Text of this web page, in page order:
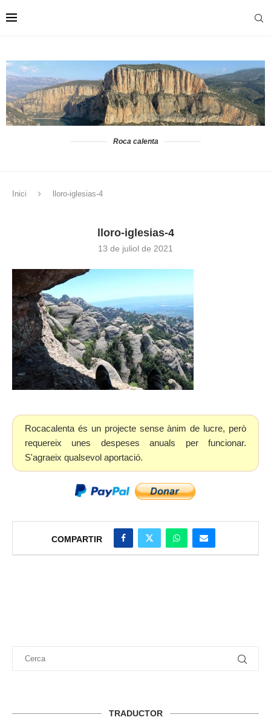
Roca calenta
Inici lloro-iglesias-4
lloro-iglesias-4
13 de juliol de 2021
Rocacalenta és un projecte sense ànim de lucre, però
requereix unes despeses anuals per funcionar.
S'agraeix qualsevol aportació.
COMPARTIR
TRADUCTOR